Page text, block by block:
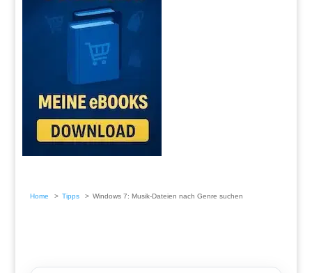
Home Tipps Windows 7: Musik-Dateien nach Genre suchen